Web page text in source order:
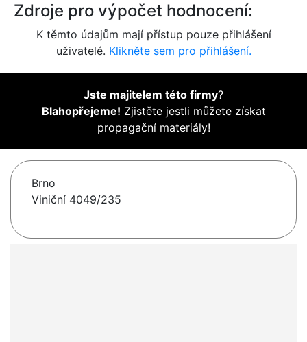
Zdroje pro výpočet hodnocení:
K těmto údajům mají přístup pouze přihlášení
uživatelé. Klikněte sem pro přihlášení.
Jste majitelem této firmy?
Blahopřejeme! Zjistěte jestli můžete získat
propagační materiály!
Brno
Viniční 4049/235